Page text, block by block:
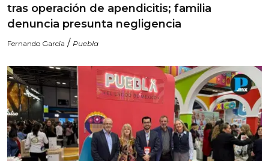
tras operación de apendicitis; familia
denuncia presunta negligencia
Fernando García / Puebla